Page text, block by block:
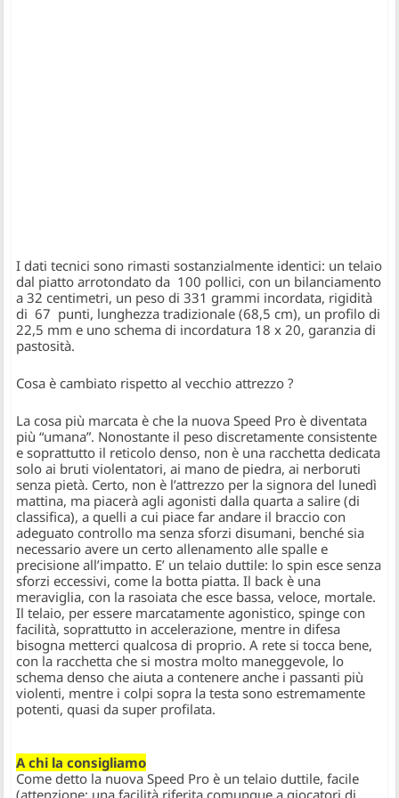
I dati tecnici sono rimasti sostanzialmente identici: un telaio
dal piatto arrotondato da 100 pollici, con un bilanciamento
a 32 centimetri, un peso di 331 grammi incordata, rigidità
di 67 punti, lunghezza tradizionale (68,5 cm), un profilo di
22,5 mm e uno schema di incordatura 18 x 20, garanzia di
pastosità.
Cosa è cambiato rispetto al vecchio attrezzo ?
La cosa più marcata è che la nuova Speed Pro è diventata
più “umana”. Nonostante il peso discretamente consistente
e soprattutto il reticolo denso, non è una racchetta dedicata
solo ai bruti violentatori, ai mano de piedra, ai nerboruti
senza pietà. Certo, non è l’attrezzo per la signora del lunedì
mattina, ma piacerà agli agonisti dalla quarta a salire (di
classifica), a quelli a cui piace far andare il braccio con
adeguato controllo ma senza sforzi disumani, benché sia
necessario avere un certo allenamento alle spalle e
precisione all’impatto. E’ un telaio duttile: lo spin esce senza
sforzi eccessivi, come la botta piatta. Il back è una
meraviglia, con la rasoiata che esce bassa, veloce, mortale.
Il telaio, per essere marcatamente agonistico, spinge con
facilità, soprattutto in accelerazione, mentre in difesa
bisogna metterci qualcosa di proprio. A rete si tocca bene,
con la racchetta che si mostra molto maneggevole, lo
schema denso che aiuta a contenere anche i passanti più
violenti, mentre i colpi sopra la testa sono estremamente
potenti, quasi da super profilata.
A chi la consigliamo
Come detto la nuova Speed Pro è un telaio duttile, facile
(attenzione: una facilità riferita comunque a giocatori di